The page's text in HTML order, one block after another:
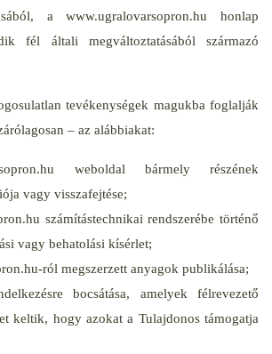
a www.ugralovarsopron.hu honlap
fél általi megváltoztatásából származó
tevékenységek magukba foglalják
– az alábbiakat:
weboldal bármely részének
vagy visszafejtése;
számítástechnikai rendszerébe történő
vagy behatolási kísérlet;
ról megszerzett anyagok publikálása;
bocsátása, amelyek félrevezető
keltik, hogy azokat a Tulajdonos támogatja